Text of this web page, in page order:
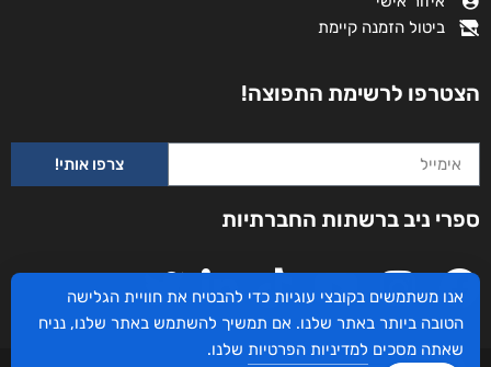
דורג
5.00
מתוך 5
₪29
–
₪46
דיגיטלי
₪
₪29
ביטול הזמנה קיימת
הצטרפו לרשימת התפוצה!
צרפו אותי!
ספרי ניב ברשתות החברתיות
אנו משתמשים בקובצי עוגיות כדי להבטיח את חוויית הגלישה
הטובה ביותר באתר שלנו. אם תמשיך להשתמש באתר שלנו, נניח
שאתה מסכים למדיניות הפרטיות שלנו.